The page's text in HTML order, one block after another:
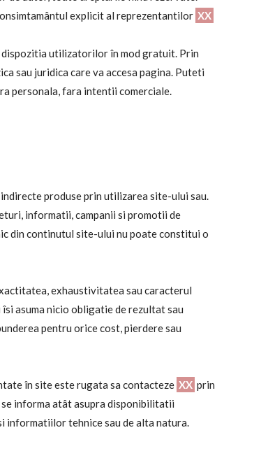
explicit al reprezentantilor XX
dispozitia utilizatorilor în mod gratuit. Prin
sau juridica care va accesa pagina. Puteti
personala, fara intentii comerciale.
produse prin utilizarea site-ului sau.
informatii, campanii si promotii de
din continutul site-ului nu poate constitui o
exhaustivitatea sau caracterul
asuma nicio obligatie de rezultat sau
pentru orice cost, pierdere sau
în site este rugata sa contacteze XX prin
informa atât asupra disponibilitatii
informatiilor tehnice sau de alta natura.